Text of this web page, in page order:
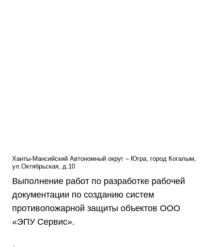
Ханты-Мансийский Автономный округ – Югра, город Когалым,
ул.Октябрьская, д.10
Выполнение работ по разработке рабочей
документации по созданию систем
противопожарной защиты объектов ООО
«ЭПУ Сервис».